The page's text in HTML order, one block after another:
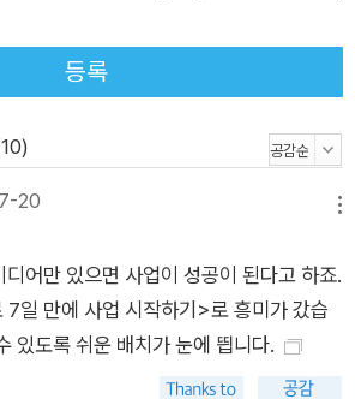
등록
20
어만 있으면 사업이 성공이 된다고 하죠.
일 만에 사업 시작하기>로 흥미가 갔습
있도록 쉬운 배치가 눈에 띕니다.